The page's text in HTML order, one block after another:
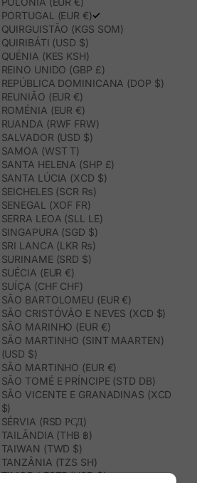
PORTUGAL (EUR €)
QUIRGUISTÃO (KGS SOM)
QUIRIBÁTI (USD $)
QUÉNIA (KES KSH)
REINO UNIDO (GBP £)
REPÚBLICA DOMINICANA (DOP $)
REUNIÃO (EUR €)
ROMÉNIA (EUR €)
RUANDA (RWF FRW)
SALVADOR (USD $)
SAMOA (WST T)
SANTA HELENA (SHP £)
SANTA LÚCIA (XCD $)
SEICHELES (SCR ₨)
SENEGAL (XOF FR)
SERRA LEOA (SLL LE)
SINGAPURA (SGD $)
SRI LANCA (LKR ₨)
SURINAME (SRD $)
SUÉCIA (EUR €)
SUÍÇA (CHF CHF)
SÃO BARTOLOMEU (EUR €)
SÃO CRISTÓVÃO E NEVES (XCD $)
SÃO MARINHO (EUR €)
SÃO MARTINHO (SINT MAARTEN)
(USD $)
SÃO MARTINHO (EUR €)
SÃO TOMÉ E PRÍNCIPE (STD DB)
SÃO VICENTE E GRANADINAS (XCD
$)
SÉRVIA (RSD РСД)
TAILÂNDIA (THB ฿)
TAIWAN (TWD $)
TANZÂNIA (TZS SH)
TIMOR-LESTE (USD $)